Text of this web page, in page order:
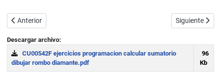
Artículo anterior: Ejemplos de código C: contadores, arrays o
Anterior Artículo
Siguiente
Descargar archivo:
CU00542F ejercicios programacion calcular sumatorio
dibujar rombo diamante.pdf
96
Kb